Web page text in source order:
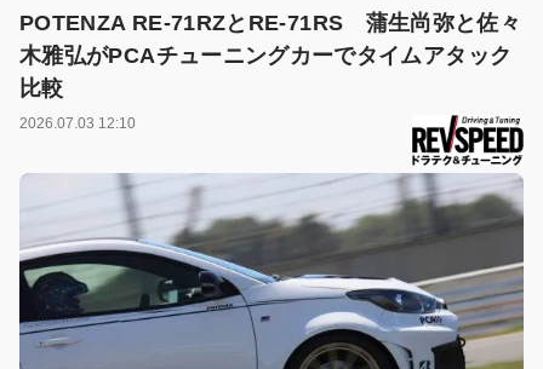
POTENZA RE-71RZとRE-71RS 蒲生尚弥と佐々
木雅弘がPCAチューニングカーでタイムアタック
比較
2026.07.03 12:10